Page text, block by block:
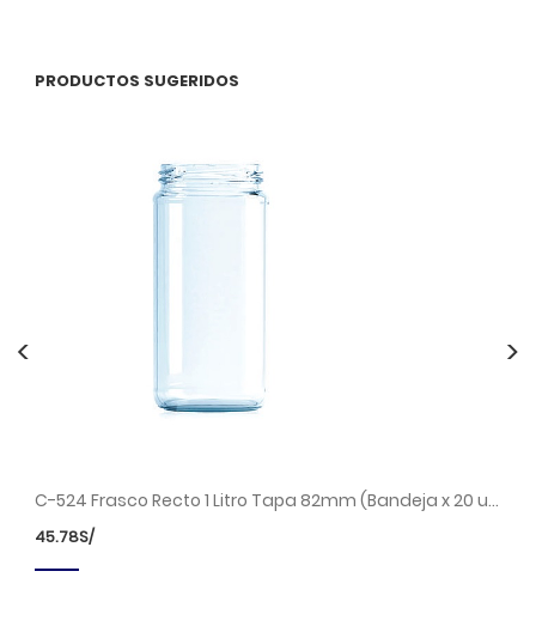
PRODUCTOS SUGERIDOS
C-524 Frasco Recto 1 Litro Tapa 82mm (Bandeja x 20 unds.)
S/
45.78
< >